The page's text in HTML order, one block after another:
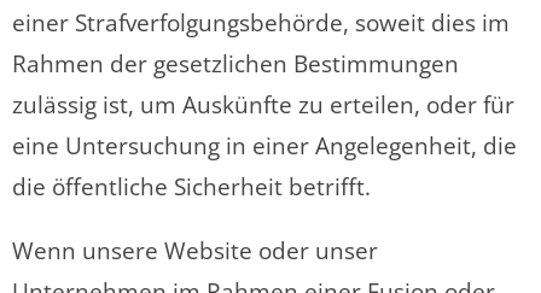
einer Strafverfolgungsbehörde, soweit dies im
Rahmen der gesetzlichen Bestimmungen
zulässig ist, um Auskünfte zu erteilen, oder für
eine Untersuchung in einer Angelegenheit, die
die öffentliche Sicherheit betrifft.
Wenn unsere Website oder unser